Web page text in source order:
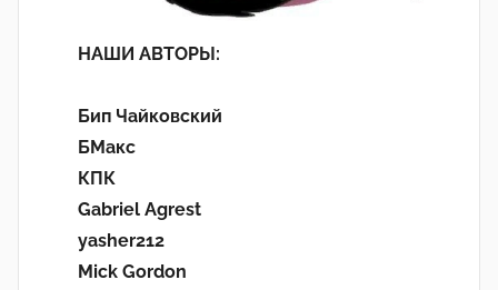
НАШИ АВТОРЫ:
Бип Чайковский
БМакс
КПК
Gabriel Agrest
yasher212
Mick Gordon